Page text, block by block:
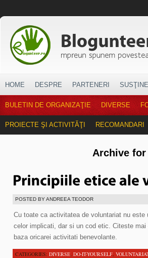
HOME DESPRE PARTENERI SUSŢINE
BULETIN DE ORGANIZAŢIE DIVERSE
PROIECTE ŞI ACTIVITĂŢI RECOMANDARI
Archive for
POSTED BY ANDREEA TEODOR
Cu toate ca activitatea de voluntariat nu este
celor implicati, dar si un cod etic. Citeste
baza oricarei activitati benevolante.
CATEGORIES: DIVERSE, DO-IT-YOURSELF,